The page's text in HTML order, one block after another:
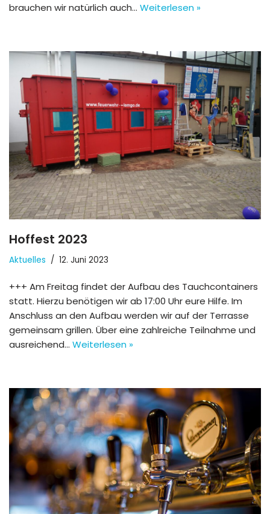
brauchen wir natürlich auch… Weiterlesen »
Hoffest 2023
Aktuelles 12. Juni 2023
+++ Am Freitag findet der Aufbau des Tauchcontainers
statt. Hierzu benötigen wir ab 17:00 Uhr eure Hilfe. Im
Anschluss an den Aufbau werden wir auf der Terrasse
gemeinsam grillen. Über eine zahlreiche Teilnahme und
ausreichend… Weiterlesen »